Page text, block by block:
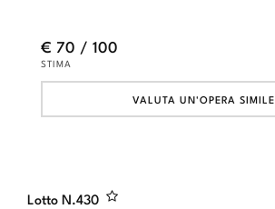
Lotto N.430
€ 70 / 100
STIMA
VALUTA UN'OPERA SIMILE